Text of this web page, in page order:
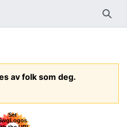
Søk
av folk som deg.